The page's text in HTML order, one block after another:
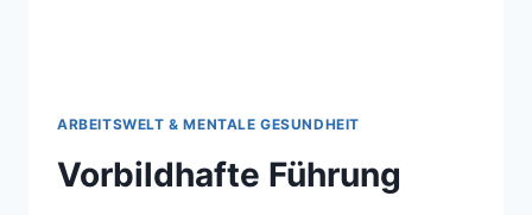
ARBEITSWELT & MENTALE GESUNDHEIT
Vorbildhafte Führung